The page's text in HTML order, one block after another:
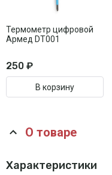
Термометр цифровой
Армед DT001
250 ₽
В корзину
О товаре
Характеристики